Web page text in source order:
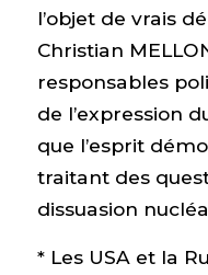
l’objet de vrais
Christian
responsables
de l’expression
que l’esprit
traitant des
dissuasion
* Les USA et la